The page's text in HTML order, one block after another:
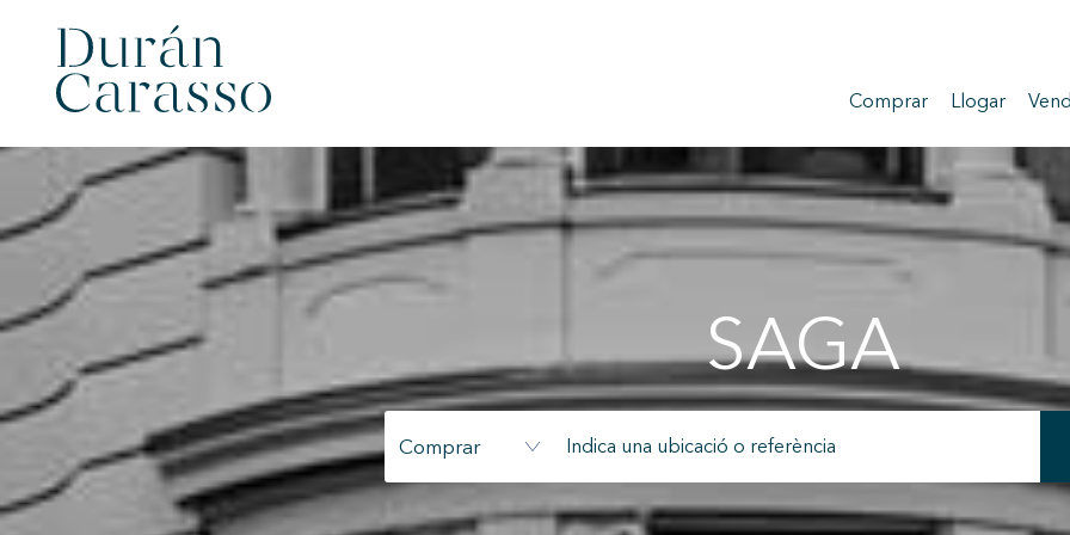
Comprar Llogar
SAGA
Comprar
Modificar cookies